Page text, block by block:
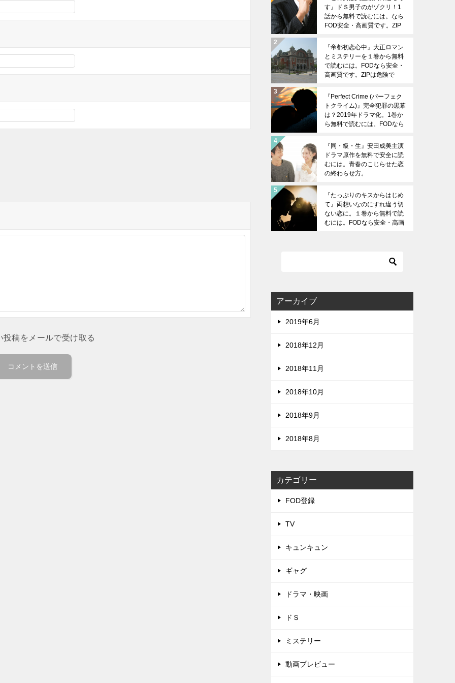
投稿をメールで受け取る
す』ドＳ男子のがゾクリ！1
話から無料で読むには。なら
FOD安全・高画質です。ZIP
『帝都初恋心中』大正ロマン
とミステリーを１巻から無料
で読むには。FODなら安全・
高画質です。ZIPは危険で
『Perfect Crime (パーフェク
トクライム)』完全犯罪の黒幕
は？2019年ドラマ化。1巻か
ら無料で読むには。FODなら
険です。
『同・級・生』安田成美主演
ドラマ原作を無料で安全に読
むには。青春のこじらせた恋
の終わらせ方。
『たっぷりのキスからはじめ
て』両想いなのにすれ違う切
ない恋に。１巻から無料で読
むには。FODなら安全・高画
アーカイブ
2019年6月
2018年12月
2018年11月
2018年10月
2018年9月
2018年8月
カテゴリー
FOD登録
TV
キュンキュン
ギャグ
ドラマ・映画
ドＳ
ミステリー
動画プレビュー